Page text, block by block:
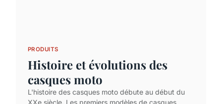
PRODUITS
Histoire et évolutions des
casques moto
L'histoire des casques moto débute au début du